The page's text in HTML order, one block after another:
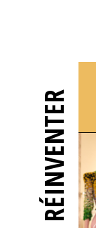
RÉINVENTER